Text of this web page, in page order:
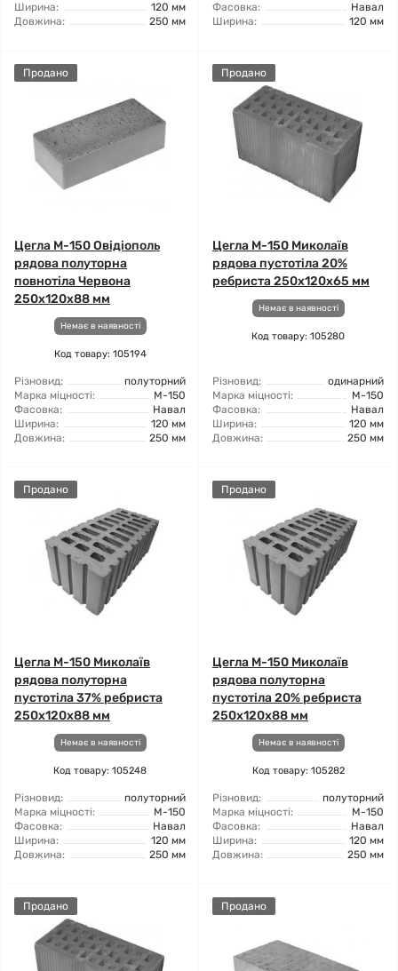
Ширина:
120 мм
Довжина:
250 мм
Фасовка:
Навал
Ширина:
120 мм
Продано
Цегла М-150 Овідіополь
рядова полуторна
повнотіла Червона
250х120х88 мм
Немає в наявності
Код товару: 105194
Різновид:
полуторний
Марка міцності:
М-150
Фасовка:
Навал
Ширина:
120 мм
Довжина:
250 мм
Продано
Цегла М-150 Миколаїв
рядова пустотіла 20%
ребриста 250х120х65 мм
Немає в наявності
Код товару: 105280
Різновид:
одинарний
Марка міцності:
М-150
Фасовка:
Навал
Ширина:
120 мм
Довжина:
250 мм
Продано
Цегла М-150 Миколаїв
рядова полуторна
пустотіла 37% ребриста
250х120х88 мм
Немає в наявності
Код товару: 105248
Різновид:
полуторний
Марка міцності:
М-150
Фасовка:
Навал
Ширина:
120 мм
Довжина:
250 мм
Продано
Цегла М-150 Миколаїв
рядова полуторна
пустотіла 20% ребриста
250х120х88 мм
Немає в наявності
Код товару: 105282
Різновид:
полуторний
Марка міцності:
М-150
Фасовка:
Навал
Ширина:
120 мм
Довжина:
250 мм
Продано Продано